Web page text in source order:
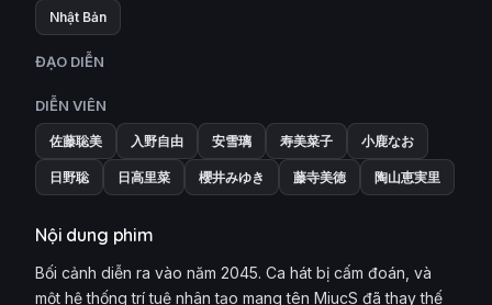
Nhật Bản
ĐẠO DIỄN
DIỄN VIÊN
佐藤聡美 入野自由 安雪璃 寿美菜子 小鹿なお
日野聡 日高里菜 櫻井みゆき 藤寺美徳 陶山恵実里
Nội dung phim
Bối cảnh diễn ra vào năm 2045. Ca hát bị cấm đoán, và
một hệ thống trí tuệ nhân tạo mang tên MiucS đã thay thế